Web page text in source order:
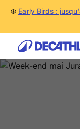
❄️ Early Birds :